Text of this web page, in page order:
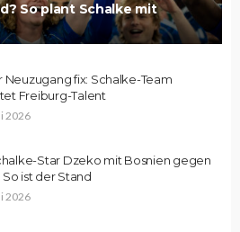
So plant Schalke mit
Neuzugang fix: Schalke-Team
Freiburg-Talent
2026
Star Dzeko mit Bosnien gegen
So ist der Stand
2026